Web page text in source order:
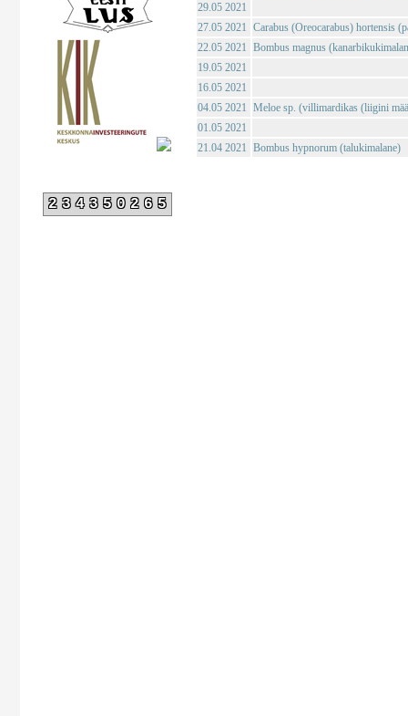
234350265
29.05 2021
27.05 2021 Carabus (Oreocarabus) hortensis
22.05 2021 Bombus magnus
19.05 2021
16.05 2021
04.05 2021 Meloe sp. (villimardikas (liigini
01.05 2021
21.04 2021 Bombus hypnorum (talukimalane)